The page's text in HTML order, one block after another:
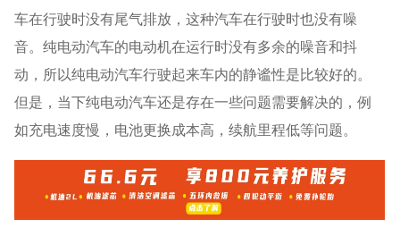
车在行驶时没有尾气排放，这种汽车在行驶时也没有噪
音。纯电动汽车的电动机在运行时没有多余的噪音和抖
动，所以纯电动汽车行驶起来车内的静谧性是比较好的。
但是，当下纯电动汽车还是存在一些问题需要解决的，例
如充电速度慢，电池更换成本高，续航里程低等问题。